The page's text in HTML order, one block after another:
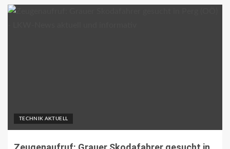
TECHNIK AKTUELL